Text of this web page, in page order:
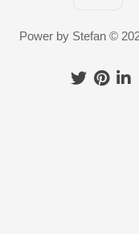
Power by Stefan ©